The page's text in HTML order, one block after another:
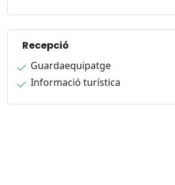
Recepció
Guardaequipatge
Informació turística